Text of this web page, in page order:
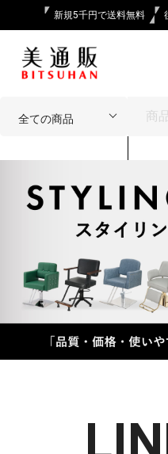
新規5千円で送料無料